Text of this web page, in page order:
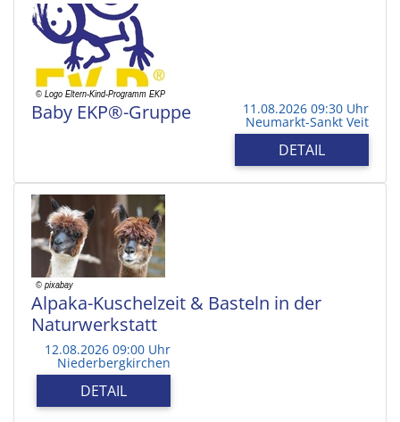
Baby EKP®-Gruppe 11.08.2026 09:30 Uhr
Neumarkt-Sankt Veit
DETAIL
Alpaka-Kuschelzeit & Basteln in der
Naturwerkstatt
12.08.2026 09:00 Uhr
Niederbergkirchen
DETAIL